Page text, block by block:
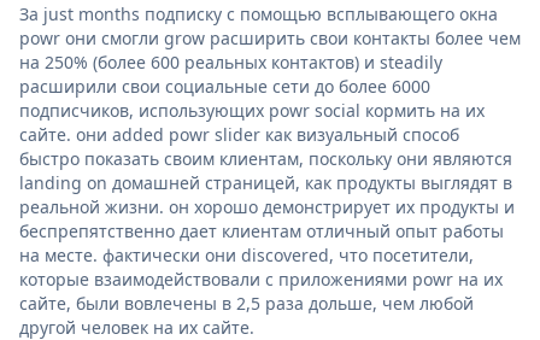
За just months подписку с помощью всплывающего окна
powr они смогли grow расширить свои контакты более чем
на 250% (более 600 реальных контактов) и steadily
расширили свои социальные сети до более 6000
подписчиков, использующих powr social кормить на их
сайте. они added powr slider как визуальный способ
быстро показать своим клиентам, поскольку они являются
landing on домашней страницей, как продукты выглядят в
реальной жизни. он хорошо демонстрирует их продукты и
беспрепятственно дает клиентам отличный опыт работы
на месте. фактически они discovered, что посетители,
которые взаимодействовали с приложениями powr на их
сайте, были вовлечены в 2,5 раза дольше, чем любой
другой человек на их сайте.